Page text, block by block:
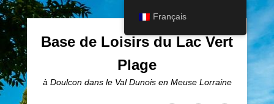
Base de Loisirs du Lac Vert
Plage
à Doulcon dans le Val Dunois en Meuse Lorraine
Français